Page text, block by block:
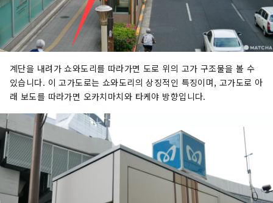
계단을 내려가 쇼와도리를 따라가면 도로 위의 고가 구조물을 볼 수
있습니다. 이 고가도로는 쇼와도리의 상징적인 특징이며, 고가도로 아
래 보도를 따라가면 오카치마치와 타케야 방향입니다.